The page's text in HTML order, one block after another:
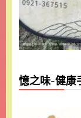
憶之味-健康